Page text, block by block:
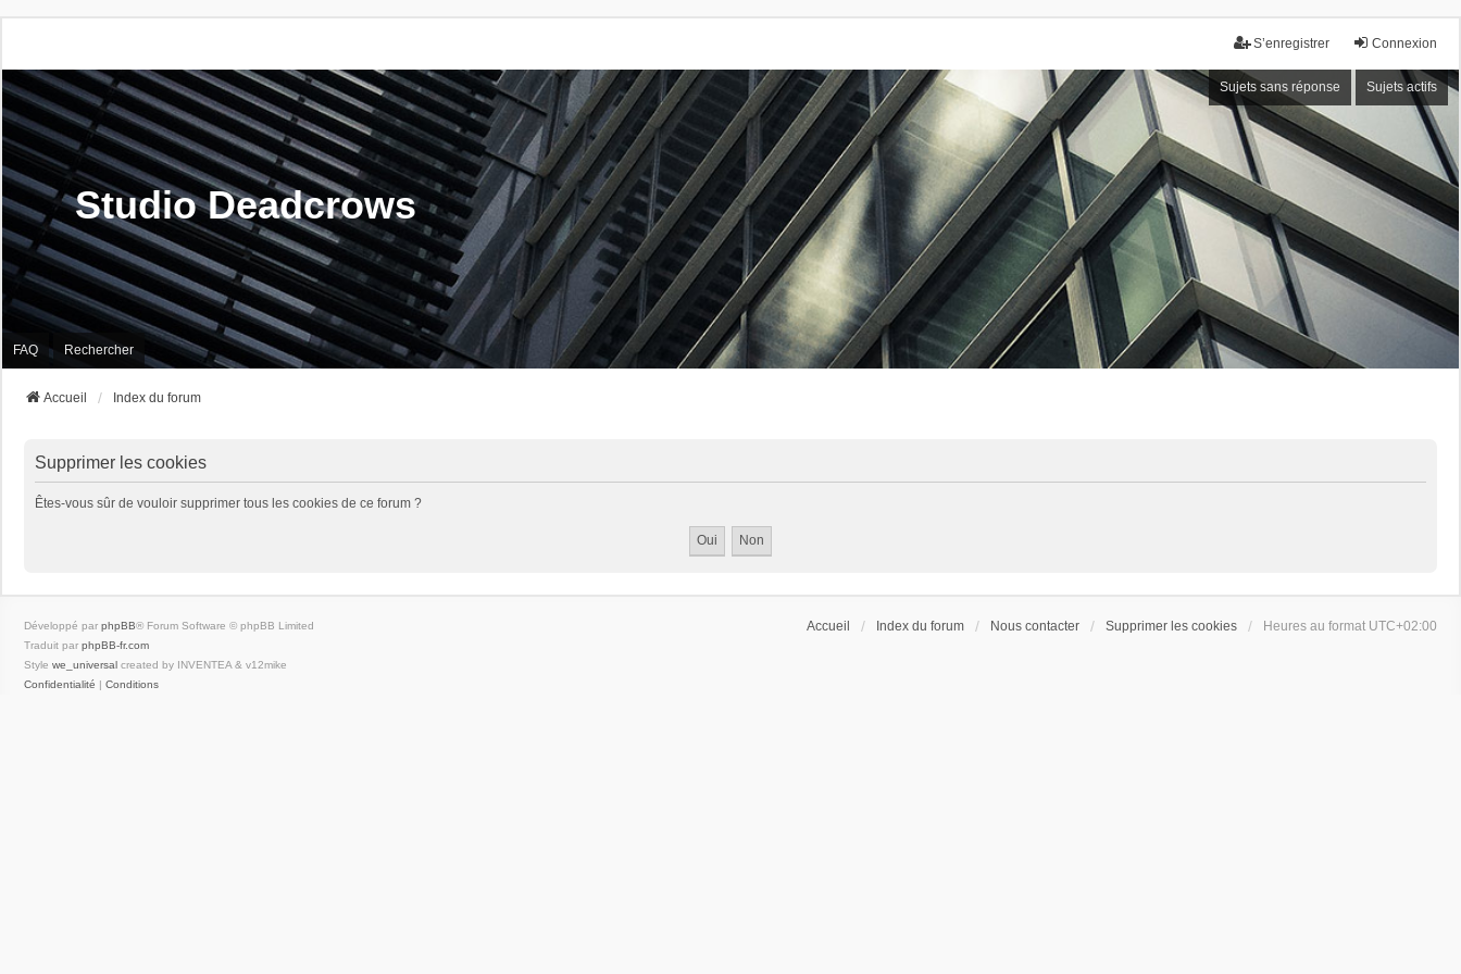
Connexion
S’enregistrer
Sujets sans réponse Sujets actifs
Studio Deadcrows
FAQ Rechercher
Accueil Index du forum
Supprimer les cookies
Êtes-vous sûr de vouloir supprimer tous les cookies de ce forum ?
Accueil Index du forum Nous contacter Supprimer les cookies Heures au format UTC+02:00
Développé par phpBB® Forum Software © phpBB Limited
Traduit par phpBB-fr.com
Style we_universal created by INVENTEA & v12mike
Confidentialité | Conditions